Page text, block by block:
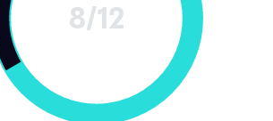
8/12